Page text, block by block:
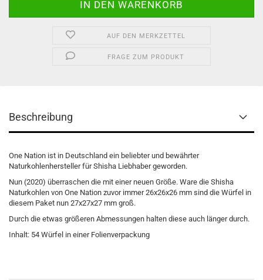
AUF DEN MERKZETTEL
FRAGE ZUM PRODUKT
Beschreibung
One Nation ist in Deutschland ein beliebter und bewährter
Naturkohlenhersteller für Shisha Liebhaber geworden.
Nun (2020) überraschen die mit einer neuen Größe. Ware die Shisha
Naturkohlen von One Nation zuvor immer 26x26x26 mm sind die Würfel in
diesem Paket nun 27x27x27 mm groß.
Durch die etwas größeren Abmessungen halten diese auch länger durch.
Inhalt: 54 Würfel in einer Folienverpackung